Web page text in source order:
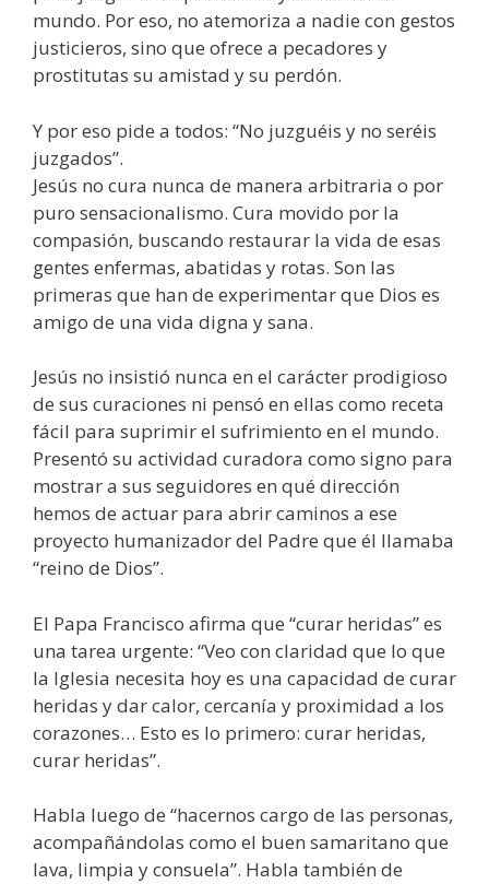
mundo. Por eso, no atemoriza a nadie con gestos
justicieros, sino que ofrece a pecadores y
prostitutas su amistad y su perdón.
Y por eso pide a todos: “No juzguéis y no seréis
juzgados”.
Jesús no cura nunca de manera arbitraria o por
puro sensacionalismo. Cura movido por la
compasión, buscando restaurar la vida de esas
gentes enfermas, abatidas y rotas. Son las
primeras que han de experimentar que Dios es
amigo de una vida digna y sana.
Jesús no insistió nunca en el carácter prodigioso
de sus curaciones ni pensó en ellas como receta
fácil para suprimir el sufrimiento en el mundo.
Presentó su actividad curadora como signo para
mostrar a sus seguidores en qué dirección
hemos de actuar para abrir caminos a ese
proyecto humanizador del Padre que él llamaba
“reino de Dios”.
El Papa Francisco afirma que “curar heridas” es
una tarea urgente: “Veo con claridad que lo que
la Iglesia necesita hoy es una capacidad de curar
heridas y dar calor, cercanía y proximidad a los
corazones… Esto es lo primero: curar heridas,
curar heridas”.
Habla luego de “hacernos cargo de las personas,
acompañándolas como el buen samaritano que
lava, limpia y consuela”. Habla también de